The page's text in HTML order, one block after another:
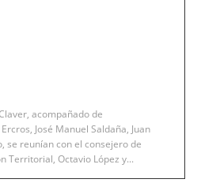
acompañado de
José Manuel Saldaña, Juan
se reunían con el consejero de
Territorial, Octavio López y...